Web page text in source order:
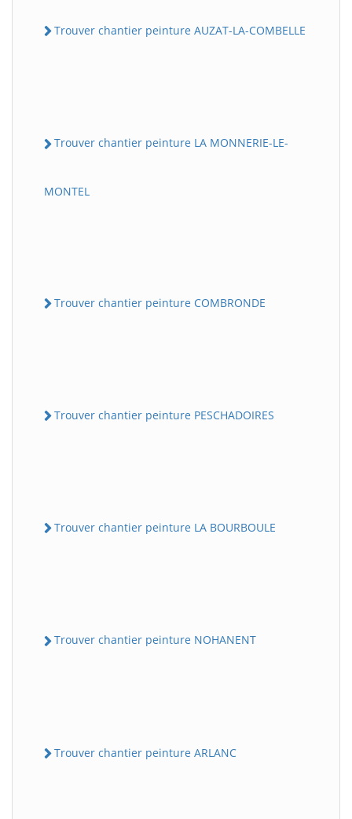
Trouver chantier peinture AUZAT-LA-COMBELLE
Trouver chantier peinture LA MONNERIE-LE-
MONTEL
Trouver chantier peinture COMBRONDE
Trouver chantier peinture PESCHADOIRES
Trouver chantier peinture LA BOURBOULE
Trouver chantier peinture NOHANENT
Trouver chantier peinture ARLANC